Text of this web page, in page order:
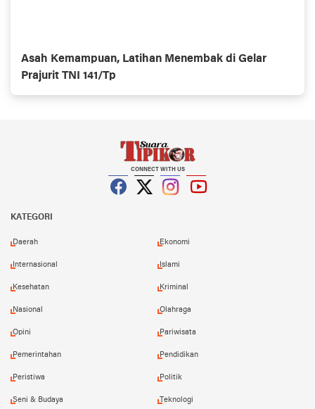
Asah Kemampuan, Latihan Menembak di Gelar
Prajurit TNI 141/Tp
CONNECT WITH US
KATEGORI
Daerah Ekonomi
Internasional Islami
Kesehatan Kriminal
Nasional Olahraga
Opini Pariwisata
Pemerintahan Pendidikan
Peristiwa Politik
Seni & Budaya Teknologi